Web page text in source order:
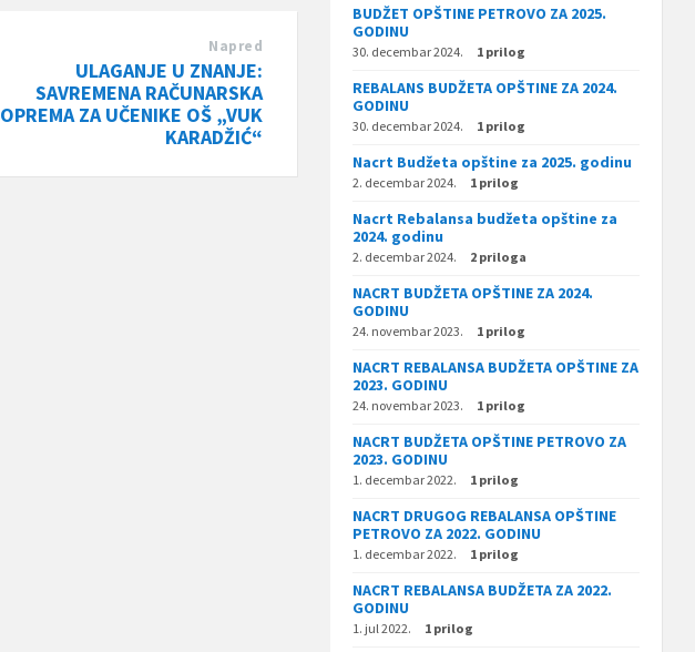
Napred
ULAGANJE U ZNANJE:
SAVREMENA RAČUNARSKA
OPREMA ZA UČENIKE OŠ „VUK
KARADŽIĆ“
BUDŽET OPŠTINE PETROVO ZA 2025.
GODINU
30. decembar 2024. 1 prilog
REBALANS BUDŽETA OPŠTINE ZA 2024.
GODINU
30. decembar 2024. 1 prilog
Nacrt Budžeta opštine za 2025. godinu
2. decembar 2024. 1 prilog
Nacrt Rebalansa budžeta opštine za
2024. godinu
2. decembar 2024. 2 priloga
NACRT BUDŽETA OPŠTINE ZA 2024.
GODINU
24. novembar 2023. 1 prilog
NACRT REBALANSA BUDŽETA OPŠTINE ZA
2023. GODINU
24. novembar 2023. 1 prilog
NACRT BUDŽETA OPŠTINE PETROVO ZA
2023. GODINU
1. decembar 2022. 1 prilog
NACRT DRUGOG REBALANSA OPŠTINE
PETROVO ZA 2022. GODINU
1. decembar 2022. 1 prilog
NACRT REBALANSA BUDŽETA ZA 2022.
GODINU
1. jul 2022. 1 prilog